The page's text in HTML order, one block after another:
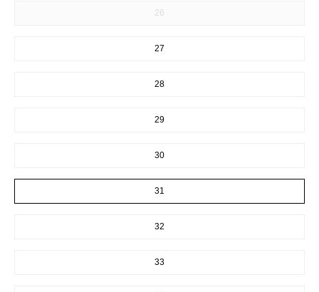
26
27
28
29
30
31
32
33